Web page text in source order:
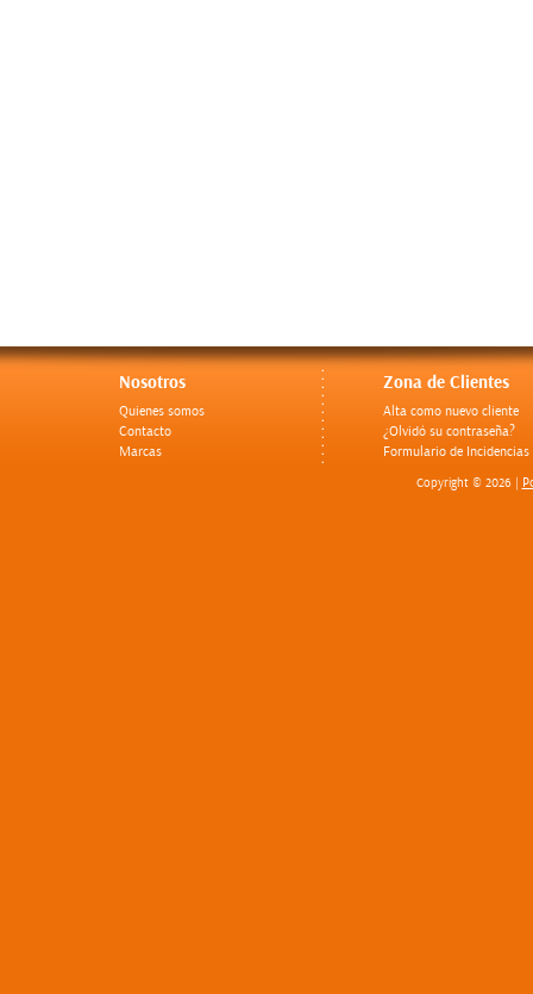
Nosotros
Quienes somos
Contacto
Marcas
Zona de Clientes
Alta como nuevo cliente
¿Olvidó su contraseña?
Formulario de Incidencias
Copyright © 2026 |